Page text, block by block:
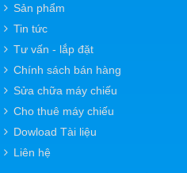
Sản phẩm
Tin tức
Tư vấn - lắp đặt
Chính sách bán hàng
Sửa chữa máy chiếu
Cho thuê máy chiếu
Dowload Tài liệu
Liên hệ